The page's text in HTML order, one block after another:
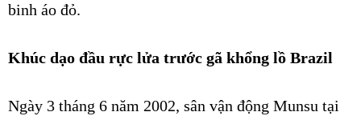
binh áo đỏ.
Khúc dạo đầu rực lửa trước gã khổng lồ Brazil
Ngày 3 tháng 6 năm 2002, sân vận động Munsu tại